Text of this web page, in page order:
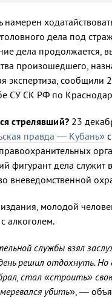
намерен
дела под
дела продолжается,
произошедшего,
экспертиза, сообщили
СУ СК РФ по
стрелявший? 23
правда — Кубань»
фигурант дела служит
вневедомственной
молодой
алкоголем.
службы взял
решил отдохнуть. Но
стал «строить»
убить», —